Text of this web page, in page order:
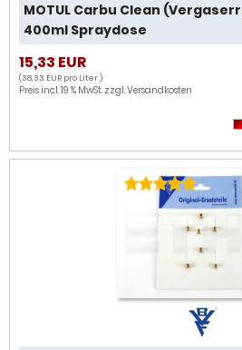
MOTUL Carbu Clean
400ml Spraydose
15,33 EUR
(38,33 EUR pro Liter )
Preis incl. 19 % MwSt. zzgl.Versandkosten